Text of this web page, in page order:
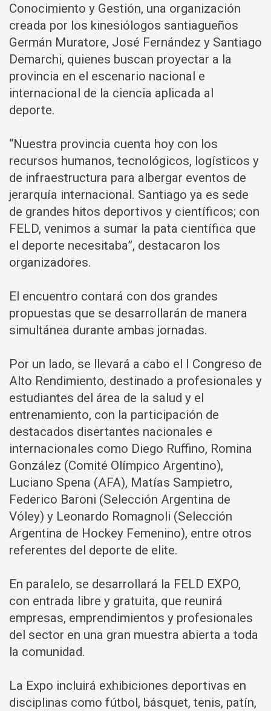
Conocimiento y Gestión, una organización
creada por los kinesiólogos santiagueños
Germán Muratore, José Fernández y Santiago
Demarchi, quienes buscan proyectar a la
provincia en el escenario nacional e
internacional de la ciencia aplicada al
deporte.
“Nuestra provincia cuenta hoy con los
recursos humanos, tecnológicos, logísticos y
de infraestructura para albergar eventos de
jerarquía internacional. Santiago ya es sede
de grandes hitos deportivos y científicos; con
FELD, venimos a sumar la pata científica que
el deporte necesitaba”, destacaron los
organizadores.
El encuentro contará con dos grandes
propuestas que se desarrollarán de manera
simultánea durante ambas jornadas.
Por un lado, se llevará a cabo el I Congreso de
Alto Rendimiento, destinado a profesionales y
estudiantes del área de la salud y el
entrenamiento, con la participación de
destacados disertantes nacionales e
internacionales como Diego Ruffino, Romina
González (Comité Olímpico Argentino),
Luciano Spena (AFA), Matías Sampietro,
Federico Baroni (Selección Argentina de
Vóley) y Leonardo Romagnoli (Selección
Argentina de Hockey Femenino), entre otros
referentes del deporte de elite.
En paralelo, se desarrollará la FELD EXPO,
con entrada libre y gratuita, que reunirá
empresas, emprendimientos y profesionales
del sector en una gran muestra abierta a toda
la comunidad.
La Expo incluirá exhibiciones deportivas en
disciplinas como fútbol, básquet, tenis, patín,